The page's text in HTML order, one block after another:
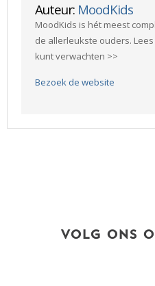
Auteur: MoodKids
MoodKids is hét meest
de allerleukste ouders.
kunt verwachten >>
Bezoek de website
VOLG ONS